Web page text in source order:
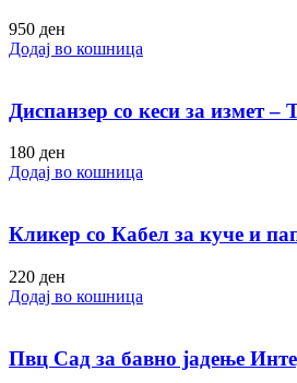
950 ден
Додај во кошница
Диспанзер со кеси за измет –
180 ден
Додај во кошница
Кликер со Кабел за куче и
220 ден
Додај во кошница
Пвц Сад за бавно јадење